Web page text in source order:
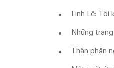
Linh Lê:
Những
Thân phận